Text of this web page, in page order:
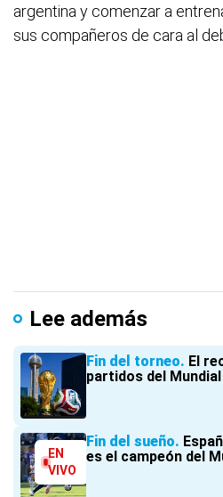
argentina y comenzar a
sus compañeros de cara al
Lee además
Fin del torneo El
partidos del
EN
VIVO
Fin del sueño
es el campeón del